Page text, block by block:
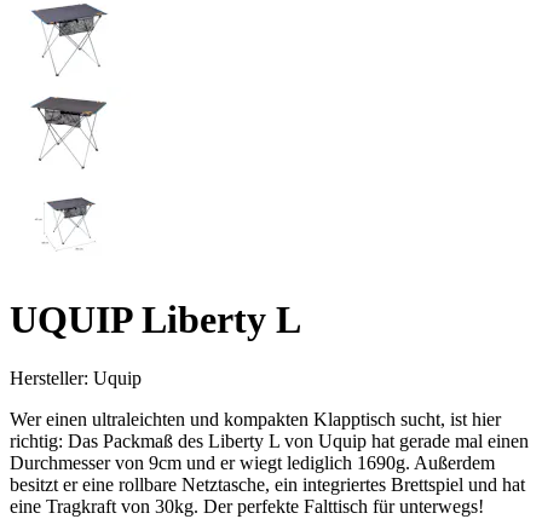
UQUIP Liberty L
Hersteller: Uquip
Wer einen ultraleichten und kompakten Klapptisch sucht, ist hier
richtig: Das Packmaß des Liberty L von Uquip hat gerade mal einen
Durchmesser von 9cm und er wiegt lediglich 1690g. Außerdem
besitzt er eine rollbare Netztasche, ein integriertes Brettspiel und hat
eine Tragkraft von 30kg. Der perfekte Falttisch für unterwegs!